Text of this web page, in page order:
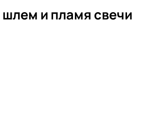
и пламя свечи